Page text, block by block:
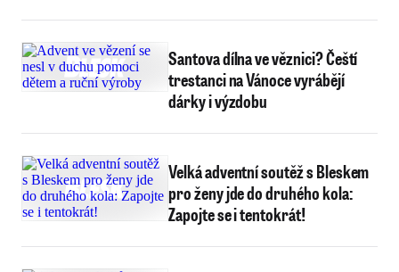
Santova dílna ve věznici? Čeští
trestanci na Vánoce vyrábějí
dárky i výzdobu
Velká adventní soutěž s Bleskem
pro ženy jde do druhého kola:
Zapojte se i tentokrát!